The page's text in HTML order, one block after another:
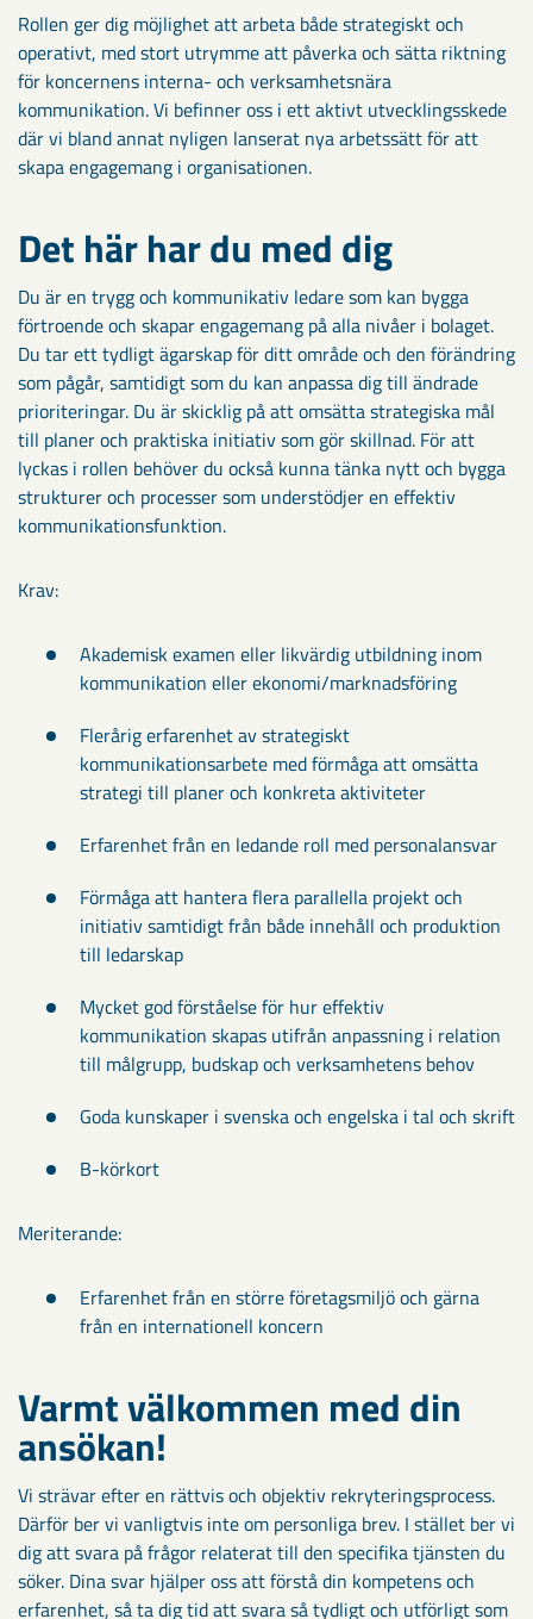
Rollen ger dig möjlighet att arbeta både strategiskt och
operativt, med stort utrymme att påverka och sätta riktning
för koncernens interna- och verksamhetsnära
kommunikation. Vi befinner oss i ett aktivt utvecklingsskede
där vi bland annat nyligen lanserat nya arbetssätt för att
skapa engagemang i organisationen.
Det här har du med dig
Du är en trygg och kommunikativ ledare som kan bygga
förtroende och skapar engagemang på alla nivåer i bolaget.
Du tar ett tydligt ägarskap för ditt område och den förändring
som pågår, samtidigt som du kan anpassa dig till ändrade
prioriteringar. Du är skicklig på att omsätta strategiska mål
till planer och praktiska initiativ som gör skillnad. För att
lyckas i rollen behöver du också kunna tänka nytt och bygga
strukturer och processer som understödjer en effektiv
kommunikationsfunktion.
Krav:
Akademisk examen eller likvärdig utbildning inom
kommunikation eller ekonomi/marknadsföring
Flerårig erfarenhet av strategiskt
kommunikationsarbete med förmåga att omsätta
strategi till planer och konkreta aktiviteter
Erfarenhet från en ledande roll med personalansvar
Förmåga att hantera flera parallella projekt och
initiativ samtidigt från både innehåll och produktion
till ledarskap
Mycket god förståelse för hur effektiv
kommunikation skapas utifrån anpassning i relation
till målgrupp, budskap och verksamhetens behov
Goda kunskaper i svenska och engelska i tal och skrift
B-körkort
Meriterande:
Erfarenhet från en större företagsmiljö och gärna
från en internationell koncern
Varmt välkommen med din
ansökan!​
Vi strävar efter en rättvis och objektiv rekryteringsprocess.
Därför ber vi vanligtvis inte om personliga brev. I stället ber vi
dig att svara på frågor relaterat till den specifika tjänsten du
söker. Dina svar hjälper oss att förstå din kompetens och
erfarenhet, så ta dig tid att svara så tydligt och utförligt som